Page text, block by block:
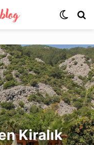
Dış
Kiralık